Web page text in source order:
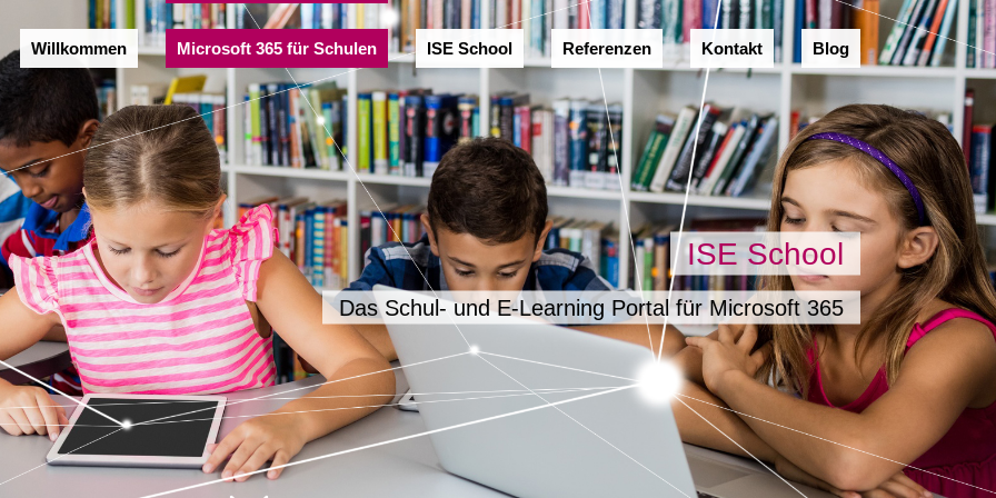
Willkommen Microsoft 365 für Schulen​ ISE School Referenzen Kontakt Blog
ISE School
Das Schul- und E-Learning Portal für Microsoft 365